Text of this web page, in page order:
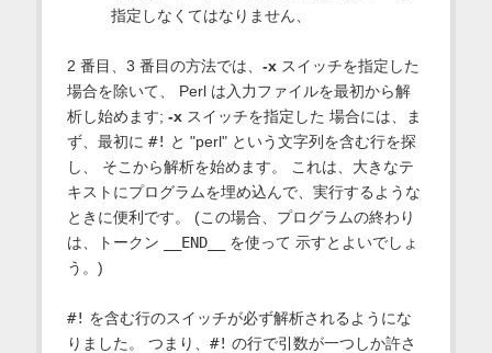
指定しなくてはなりません、
2 番目、3 番目の方法では、 -xスイッチを指定した
場合を除いて、 Perl は入力ファイルを最初から解
析し始めます; -xスイッチを指定した 場合には、ま
ず、最初に #! と "perl" という文字列を含む行を探
し、 そこから解析を始めます。 これは、大きなテ
キストにプログラムを埋め込んで、実行するような
ときに便利です。 (この場合、プログラムの終わり
は、トークン
__END__
を使って 示すとよいでしょ
う。)
#! を含む行のスイッチが必ず解析されるようにな
りました。 つまり、 #! の行で引数が一つしか許さ